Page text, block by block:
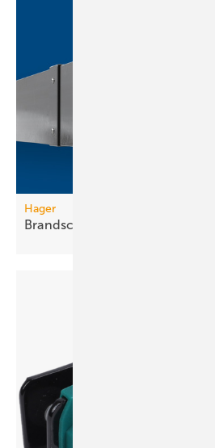
Hager
Brandschutzkanal mit